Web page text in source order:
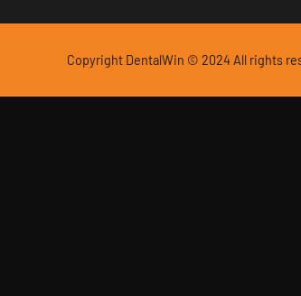
Copyright DentalWin © 2024 All rights